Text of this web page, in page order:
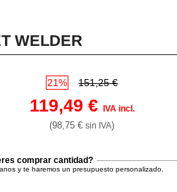
WELDER
21% 151,25 €
119,49 € IVA incl.
(98,75 €sin IVA)
comprar cantidad?
y te haremos un presupuesto personalizado.